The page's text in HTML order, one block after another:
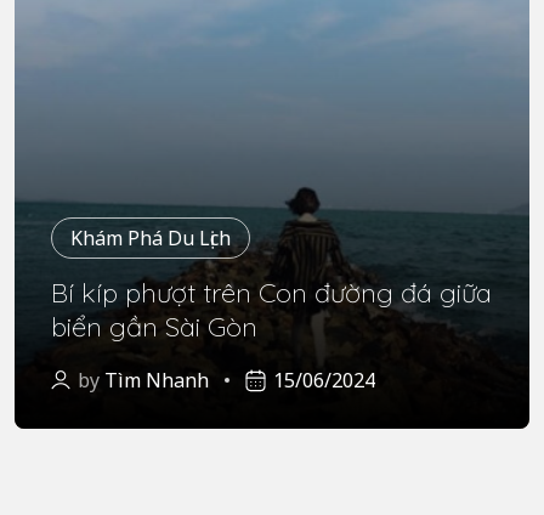
Khám Phá Du Lịch
Bí kíp phượt trên Con đường đá giữa
biển gần Sài Gòn
by Tìm Nhanh 15/06/2024